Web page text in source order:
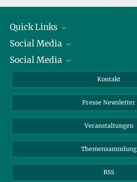
Quick Links
Präsident
Zahlen und Fakten
Social Media
Bluesky
TikTok
Social Media
Instagram
YouTube
Kontakt
Presse Newsletter
Veranstaltungen
Themensammlung
RSS